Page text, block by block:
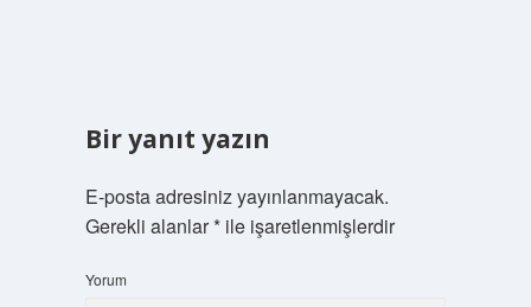
Bir yanıt yazın
E-posta adresiniz yayınlanmayacak.
Gerekli alanlar*ile işaretlenmişlerdir
Yorum